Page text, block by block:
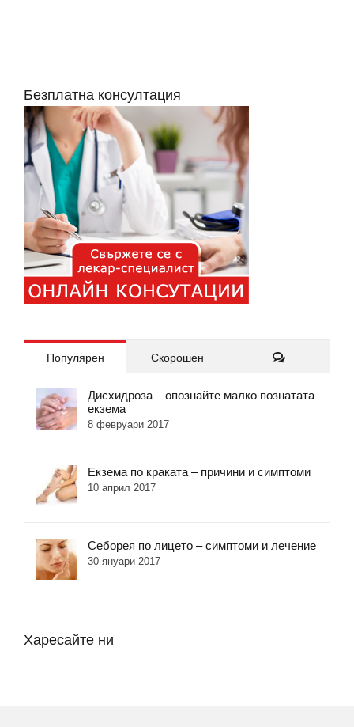
Безплатна консултация
Популярен Скорошен Коментари
Дисхидроза – опознайте малко познатата
екзема
8 февруари 2017
Екзема по краката – причини и симптоми
10 април 2017
Себорея по лицето – симптоми и лечение
30 януари 2017
Харесайте ни